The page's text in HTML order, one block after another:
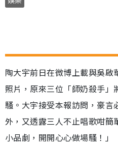
陶大宇前日在微博上載與吳啟
照片，原來三位「師奶殺手」
騷。大宇接受本報訪問，豪言
外，又透露三人不止唱歌咁簡
小品劇，開開心心做場騷！」